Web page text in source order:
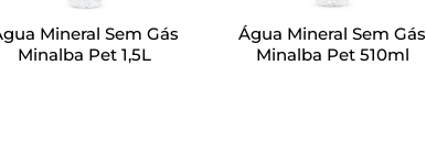
Mineral Sem Gás
Minalba Pet 1,5L
Água Mineral Sem Gás
Minalba Pet 510ml
8